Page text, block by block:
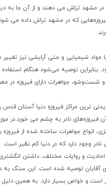
در مشهد تراش‌ می‌ دهند و از آن‌ جا به‌
که‌ در مشهد تراش‌ داده‌ می
مواد شیمیایی‌ و حتی‌ آرایشی‌ نیز
بنابراین‌ توصیه‌ می‌شود هنگام‌ استفاده‌
و شست‌وشو، جواهرات‌ دارای‌ فیروزه‌ در
‌ترین‌ مراکز فیروزهِ دنیا آستان‌
فیروزه‌های‌ نادر به‌ چشم‌ می‌ خورد.در
انواع‌ جواهرات‌ ساخته‌ شده‌ از
نادر وجود دارد که‌ در دنیا کم ‌نظیر است.
و روایات‌ مختلف،‌ داشتن‌
آقایان‌ توصیه‌ شده‌ است. این‌ سنگ‌ به‌
و خواص‌ بسیار دارد. به‌ همین‌ دلیل‌